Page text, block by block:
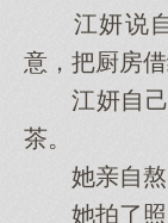
江妍说自
意，把厨房借
江妍自己
茶。
她亲自熬
她拍了照